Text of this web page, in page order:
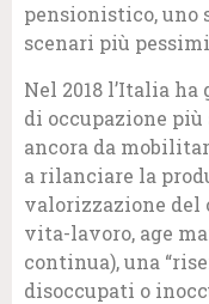
pensionistico,
scenari più
Nel 2018 l’Italia
di occupazione
ancora da
a rilanciare la
valorizzazione del
vita-lavoro, age
continua), una
disoccupati o